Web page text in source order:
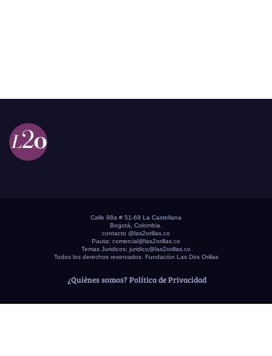
Calle 98a # 51-69 La Castellana
Bogotá, Colombia.
contacto @las2orillas.co
Pauta: comercial@las2orillas.co
Temas Juridicos: juridico@las2orillas.co
Todos los derechos reservados. Fundación Las Dos Orillas
¿Quiénes somos? Política de Privacidad